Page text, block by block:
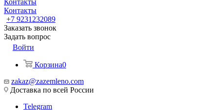
Контакты
Контакты
+7 9231232089
Заказать звонок
Задать вопрос
Войти
Корзина0
zakaz@zazemleno.com
Доставка по всей России
Telegram